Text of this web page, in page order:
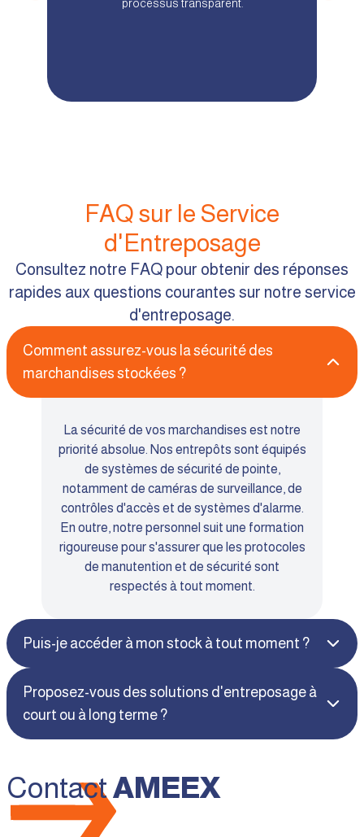
processus transparent.
FAQ sur le Service
d'Entreposage
Consultez notre FAQ pour obtenir des réponses
rapides aux questions courantes sur notre service
d'entreposage.
Comment assurez-vous la sécurité des
marchandises stockées ?
La sécurité de vos marchandises est notre
priorité absolue. Nos entrepôts sont équipés
de systèmes de sécurité de pointe,
notamment de caméras de surveillance, de
contrôles d'accès et de systèmes d'alarme.
En outre, notre personnel suit une formation
rigoureuse pour s'assurer que les protocoles
de manutention et de sécurité sont
respectés à tout moment.
Puis-je accéder à mon stock à tout moment ?
Proposez-vous des solutions d'entreposage à
court ou à long terme ?
ContactAMEEX